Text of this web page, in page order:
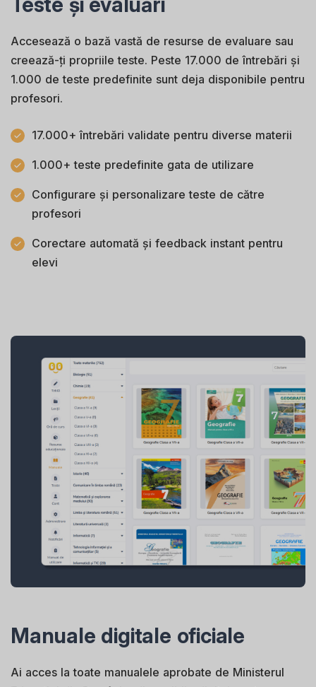
Accesează o bază vastă de resurse de evaluare sau
creează-ți propriile teste. Peste 17.000 de întrebări și
1.000 de teste predefinite sunt deja disponibile pentru
profesori.
17.000+ întrebări validate pentru diverse materii
1.000+ teste predefinite gata de utilizare
Configurare și personalizare teste de către
profesori
Corectare automată și feedback instant pentru
elevi
Manuale digitale oficiale
Ai acces la toate manualele aprobate de Ministerul